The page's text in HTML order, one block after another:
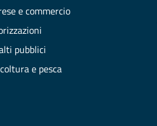
e commercio
pubblici
e pesca